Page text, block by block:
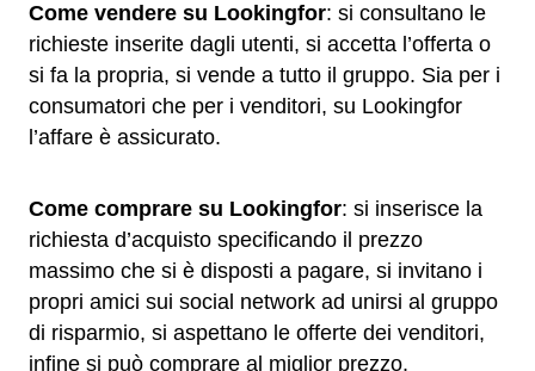
Come vendere su Lookingfor: si consultano le
richieste inserite dagli utenti, si accetta l’offerta o
si fa la propria, si vende a tutto il gruppo. Sia per i
consumatori che per i venditori, su Lookingfor
l’affare è assicurato.
Come comprare su Lookingfor: si inserisce la
richiesta d’acquisto specificando il prezzo
massimo che si è disposti a pagare, si invitano i
propri amici sui social network ad unirsi al gruppo
di risparmio, si aspettano le offerte dei venditori,
infine si può comprare al miglior prezzo.